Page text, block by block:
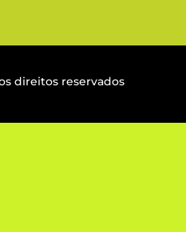
direitos reservados